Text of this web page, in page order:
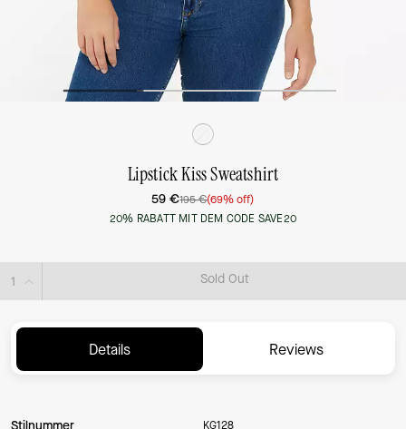
Lipstick Kiss Sweatshirt
59 €195 €(69% off)
20% RABATT MIT DEM CODE SAVE20
Sold Out
Details Reviews
KG128